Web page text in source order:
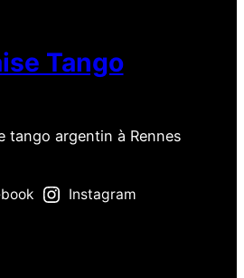
Tango
tango argentin à Rennes
Instagram